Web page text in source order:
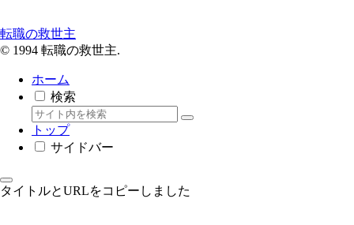
転職の救世主
© 1994 転職の救世主.
ホーム
検索
トップ
サイドバー
タイトルとURLをコピーしました